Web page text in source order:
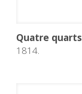
Quatre quarts
1814.